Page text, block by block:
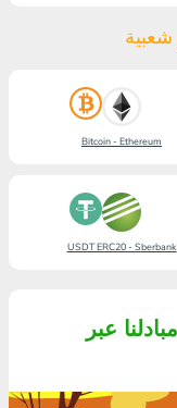
شعبية
Bitcoin - Ethereum
USDT ERC20 - Sberbank
عبر